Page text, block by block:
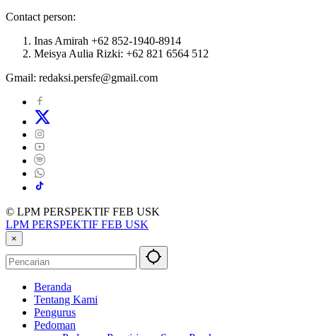
Contact person:
Inas Amirah +62 852-1940-8914
Meisya Aulia Rizki: +62 821 6564 512
Gmail: redaksi.persfe@gmail.com
© LPM PERSPEKTIF FEB USK
LPM PERSPEKTIF FEB USK
×
Beranda
Tentang Kami
Pengurus
Pedoman